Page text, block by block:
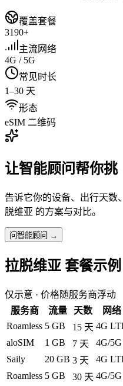
覆盖套餐
3190+
主流网络
4G / 5G
常见时长
1–30 天
形态
eSIM 二维码
让智能顾问帮你挑
告诉它你的设备、出行天数
脱维亚 的方案与对比。
问智能顾问 →
拉脱维亚 套餐示例
仅示意 · 价格随服务商浮动
服务商
流量 天数 网络
Roamless 5 GB 15 天 4G
aloSIM
1 GB 7 天 4G/5G
Saily
20 GB 3 天 4G
Roamless 5 GB 30 天 4G/5G